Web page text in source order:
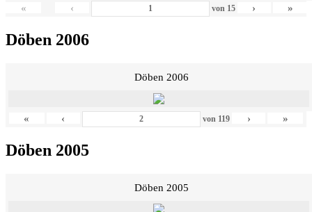
« ‹ von 15 › »
Döben 2006
Döben 2006
« ‹ von 119 › »
Döben 2005
Döben 2005